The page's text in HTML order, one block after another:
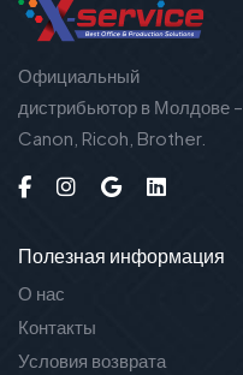
Официальный
дистрибьютор в Молдове –
Canon, Ricoh, Brother.
Полезная информация
О нас
Контакты
Условия возврата